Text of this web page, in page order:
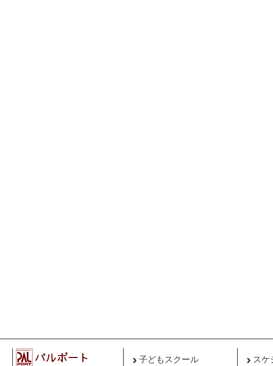
子どもスクール スケ